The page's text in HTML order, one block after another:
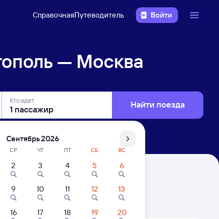
СправочнаяПутеводитель Войти
— Москва
Кто едет Найти поезда
Цены за 1 пассажира
Сентябрь 2026
СР ЧТ ПТ СБ ВС
2 3 4 5 6
9 10 11 12 13
16 17 18 19 20